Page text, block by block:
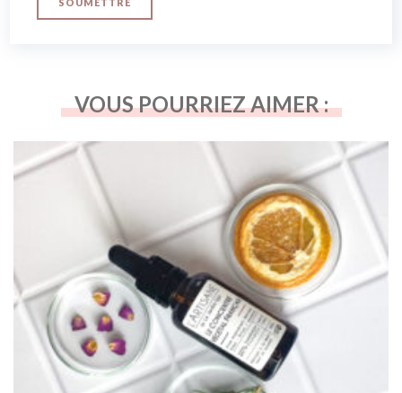
VOUS POURRIEZ AIMER :